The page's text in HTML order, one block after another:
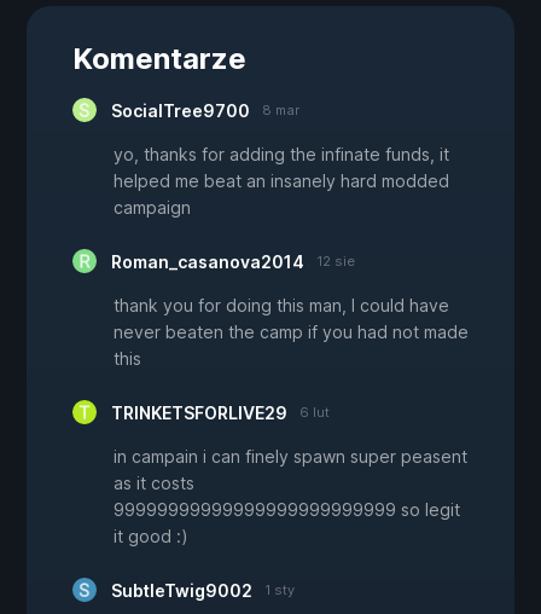
Komentarze
SocialTree9700 8 mar
yo, thanks for adding the infinate funds, it
helped me beat an insanely hard modded
campaign
Roman_casanova2014 12 sie
thank you for doing this man, I could have
never beaten the camp if you had not made
this
TRINKETSFORLIVE29 6 lut
in campain i can finely spawn super peasent
as it costs
99999999999999999999999999 so legit
it good :)
SubtleTwig9002 1 sty